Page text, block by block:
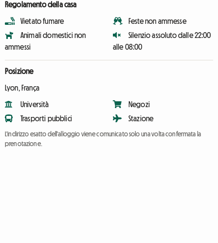
Regolamento della casa
Vietato fumare
Animali domestici non
ammessi
Feste non ammesse
Silenzio assoluto dalle 22:00
alle 08:00
Posizione
Lyon, França
Università
Trasporti pubblici
Negozi
Stazione
L'indirizzo esatto dell'alloggio viene comunicato solo una volta confermata la
prenotazione.